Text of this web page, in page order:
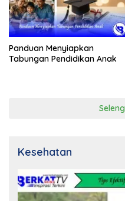
Panduan Menyiapkan
Tabungan Pendidikan Anak
Kesehatan